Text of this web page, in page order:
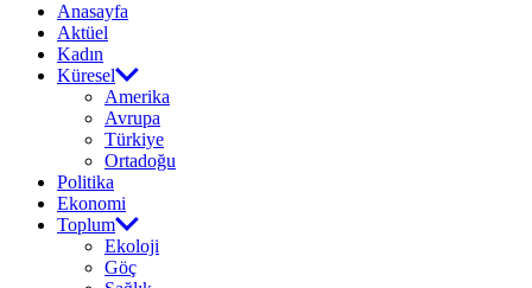
Anasayfa
Aktüel
Kadın
Küresel
Amerika
Avrupa
Türkiye
Ortadoğu
Politika
Ekonomi
Toplum
Ekoloji
Göç